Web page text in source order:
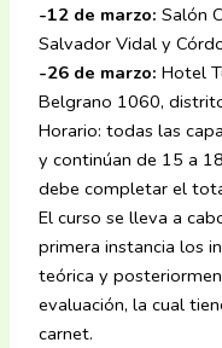
-12 de marzo: Salón
Salvador Vidal y
-26 de marzo: Hotel
Belgrano 1060,
Horario: todas las
y continúan de 15 a
debe completar el
El curso se lleva a
primera instancia los
teórica y
evaluación, la cual
carnet.